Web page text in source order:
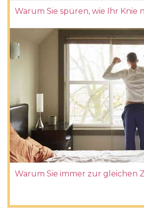
Warum Sie spüren, wie Ihr Knie
Warum Sie immer zur gleichen